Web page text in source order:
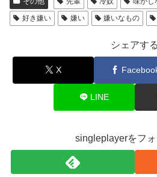
好き嫌い
嫌い 嫌いなもの
シェアする
X
LINE
singleplayerをフ